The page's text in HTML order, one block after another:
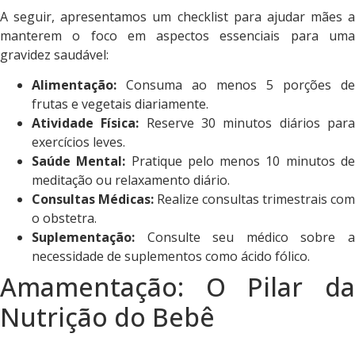
A seguir, apresentamos um checklist para ajudar mães a
manterem o foco em aspectos essenciais para uma
gravidez saudável:
Alimentação: Consuma ao menos 5 porções de
frutas e vegetais diariamente.
Atividade Física: Reserve 30 minutos diários para
exercícios leves.
Saúde Mental: Pratique pelo menos 10 minutos de
meditação ou relaxamento diário.
Consultas Médicas: Realize consultas trimestrais com
o obstetra.
Suplementação: Consulte seu médico sobre a
necessidade de suplementos como ácido fólico.
Amamentação: O Pilar da
Nutrição do Bebê